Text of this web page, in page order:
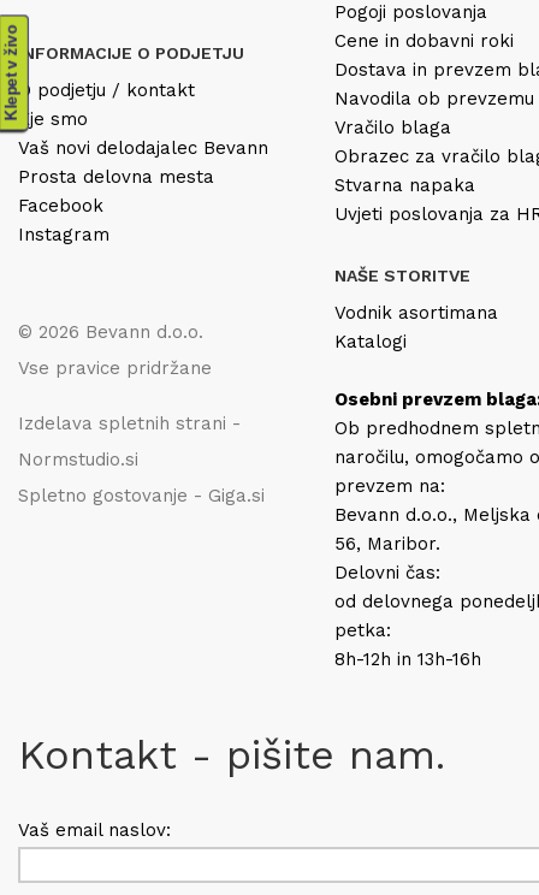
INFORMACIJE O PODJETJU
O podjetju / kontakt
Kje smo
Vaš novi delodajalec Bevann
Prosta delovna mesta
Facebook
Instagram
© 2026 Bevann d.o.o.
Vse pravice pridržane
Izdelava spletnih strani -
Normstudio.si
Spletno gostovanje - Giga.si
Pogoji poslovanja
Cene in dobavni roki
Dostava in prevzem
Navodila ob
Vračilo blaga
Obrazec za vračilo
Stvarna napaka
Uvjeti poslovanja za
NAŠE STORITVE
Vodnik asortimana
Katalogi
Osebni prevzem
Ob predhodnem
naročilu, omogočamo
prevzem na:
Bevann d.o.o., Meljska
56, Maribor.
Delovni čas:
od delovnega
petka:
8h-12h in 13h-16h
Kontakt - pišite nam.
Vaš email naslov:
Klepet v živo